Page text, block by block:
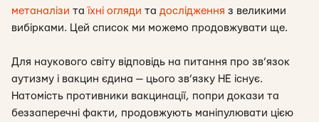
метаналізи таїхні огляди та дослідження з великими
вибірками. Цей список ми можемо продовжувати ще.
Для наукового світу відповідь на питання про зв’язок
аутизму і вакцин єдина — цього зв’язку НЕ існує.
Натомість противники вакцинації, попри докази та
беззаперечні факти, продовжують маніпулювати цією